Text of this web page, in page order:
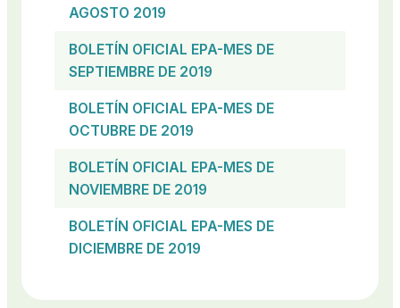
AGOSTO 2019
BOLETÍN OFICIAL EPA-MES DE
SEPTIEMBRE DE 2019
BOLETÍN OFICIAL EPA-MES DE
OCTUBRE DE 2019
BOLETÍN OFICIAL EPA-MES DE
NOVIEMBRE DE 2019
BOLETÍN OFICIAL EPA-MES DE
DICIEMBRE DE 2019